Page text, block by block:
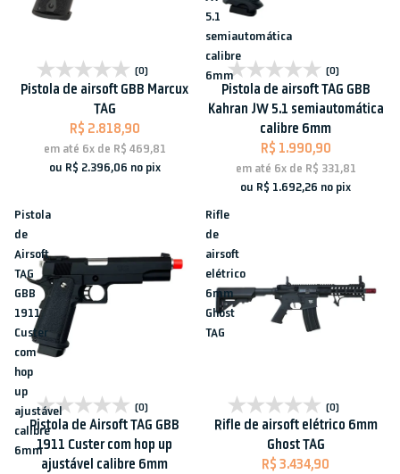
Esgotado
(0)
Pistola de airsoft GBB Marcux
TAG
R$ 2.818,90
em até 6xde R$ 469,81
ou R$ 2.396,06 no pix
5.1
semiautomática
calibre
6mm
Esgotado
(0)
Pistola de airsoft TAG GBB
Kahran JW 5.1 semiautomática
calibre 6mm
R$ 1.990,90
em até 6xde R$ 331,81
ou R$ 1.692,26 no pix
Pistola
de
Airsoft
TAG
GBB
1911
Custer
com
hop
up
ajustável
calibre
6mm
Esgotado
(0)
Pistola de Airsoft TAG GBB
1911 Custer com hop up
ajustável calibre 6mm
Rifle
de
airsoft
elétrico
6mm
Ghost
TAG
Esgotado
(0)
Rifle de airsoft elétrico 6mm
Ghost TAG
R$ 3.434,90